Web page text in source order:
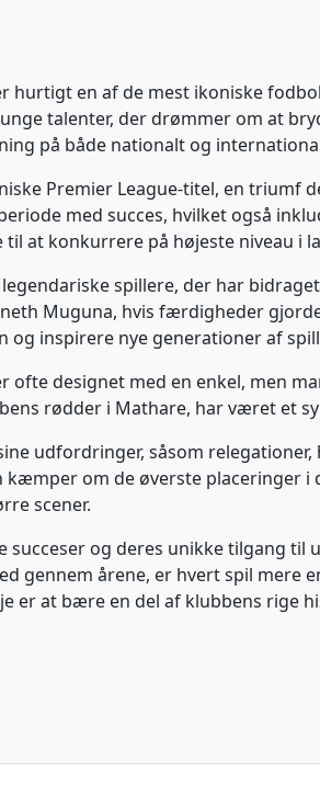
en af de mest ikoniske
talenter, der drømmer om at
på både nationalt og
Premier League-titel, en triumf
med succes, hvilket også
at konkurrere på højeste niveau i
spillere, der har
Muguna, hvis færdigheder
inspirere nye generationer af
ofte designet med en enkel, men
rødder i Mathare, har været et
udfordringer, såsom
kæmper om de øverste
scener.
og deres unikke tilgang
gennem årene, er hvert spil mere
er at bære en del af klubbens rige